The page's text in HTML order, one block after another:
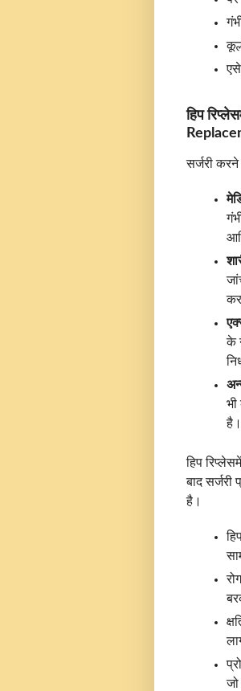
हिप
सर्जरी
के
है।
हिप
बाद
है।